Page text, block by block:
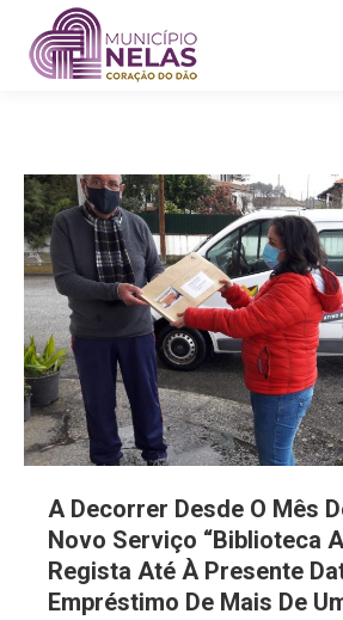
A Decorrer Desde O Mês
Novo Serviço “Biblioteca
Regista Até À Presente
Empréstimo De Mais De